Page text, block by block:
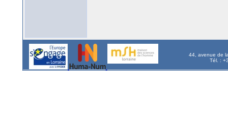
44, avenue de
Tél. :